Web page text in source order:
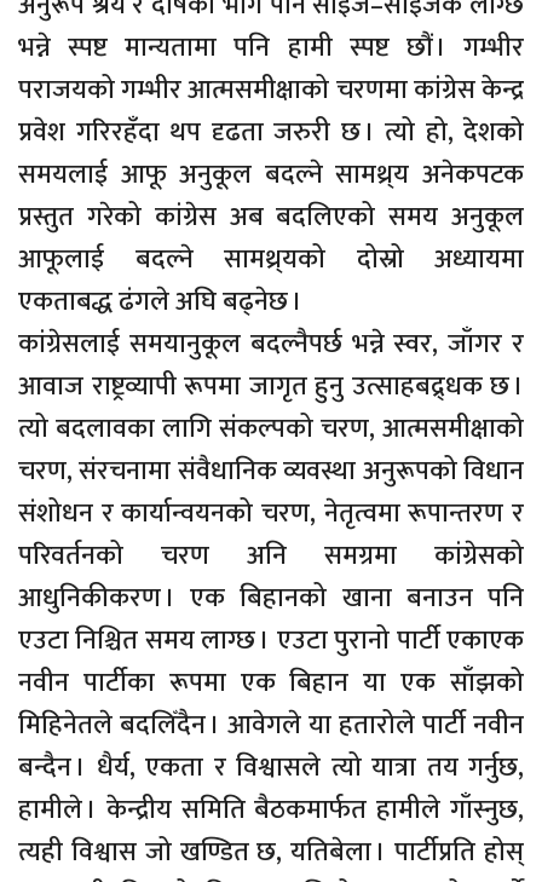
भन्ने स्पष्ट मान्यतामा पनि हामी स्पष्ट छौं । गम्भीर
पराजयको गम्भीर आत्मसमीक्षाको चरणमा कांग्रेस केन्द्र
प्रवेश गरिरहँदा थप दृढता जरुरी छ । त्यो हो, देशको
समयलाई आफू अनुकूल बदल्ने सामथ्र्य अनेकपटक
प्रस्तुत गरेको कांग्रेस अब बदलिएको समय अनुकूल
आफूलाई बदल्ने सामथ्र्यको दोस्रो अध्यायमा
एकताबद्ध ढंगले अघि बढ्नेछ ।
कांग्रेसलाई समयानुकूल बदल्नैपर्छ भन्ने स्वर, जाँगर र
आवाज राष्ट्रव्यापी रूपमा जागृत हुनु उत्साहबद्र्धक छ ।
त्यो बदलावका लागि संकल्पको चरण, आत्मसमीक्षाको
चरण, संरचनामा संवैधानिक व्यवस्था अनुरूपको विधान
संशोधन र कार्यान्वयनको चरण, नेतृत्वमा रूपान्तरण र
परिवर्तनको चरण अनि समग्रमा कांग्रेसको
आधुनिकीकरण । एक बिहानको खाना बनाउन पनि
एउटा निश्चित समय लाग्छ । एउटा पुरानो पार्टी एकाएक
नवीन पार्टीका रूपमा एक बिहान या एक साँझको
मिहिनेतले बदलिँदैन । आवेगले या हतारोले पार्टी नवीन
बन्दैन । धैर्य, एकता र विश्वासले त्यो यात्रा तय गर्नुछ,
हामीले । केन्द्रीय समिति बैठकमार्फत हामीले गाँस्नुछ,
त्यही विश्वास जो खण्डित छ, यतिबेला । पार्टीप्रति होस्